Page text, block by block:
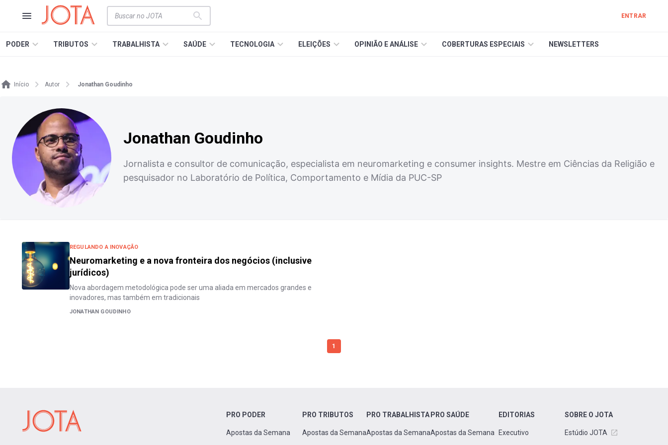
ENTRAR
PODER TRIBUTOS TRABALHISTA SAÚDE TECNOLOGIA ELEIÇÕES OPINIÃO E ANÁLISE COBERTURAS ESPECIAIS NEWSLETTERS
Início Autor Jonathan Goudinho
Jonathan Goudinho
Jornalista e consultor de comunicação, especialista em neuromarketing e consumer insights. Mestre em Ciências da Religião e
pesquisador no Laboratório de Política, Comportamento e Mídia da PUC-SP
REGULANDO A INOVAÇÃO
Neuromarketing e a nova fronteira dos negócios (inclusive
jurídicos)
Nova abordagem metodológica pode ser uma aliada em mercados grandes e
inovadores, mas também em tradicionais
JONATHAN GOUDINHO
1
PRO PODER
Apostas da Semana
PRO TRIBUTOS
Apostas da Semana
PRO TRABALHISTA
Apostas da Semana
PRO SAÚDE
Apostas da Semana
EDITORIAS
Executivo
SOBRE O JOTA
Estúdio JOTA